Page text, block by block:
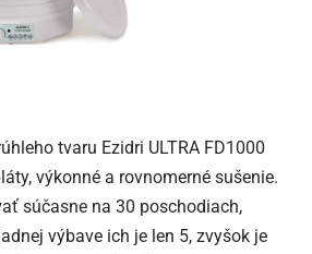
tvaru Ezidri ULTRA FD1000
výkonné a rovnomerné sušenie.
súčasne na 30 poschodiach,
výbave ich je len 5, zvyšok je